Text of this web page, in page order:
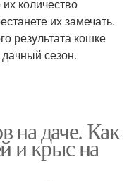
количество
их замечать.
результата кошке
сезон.
на даче. Как
и крыс на